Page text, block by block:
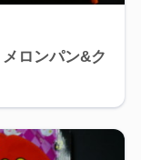
ロンパン&ク